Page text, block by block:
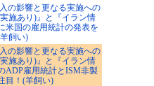
の影響と更なる実施への
施あり)』と『イラン情
米国の雇用統計の発表を
飼い)
の影響と更なる実施への
施あり)』と『イラン情
ADP雇用統計とISM非製
目！(羊飼い)